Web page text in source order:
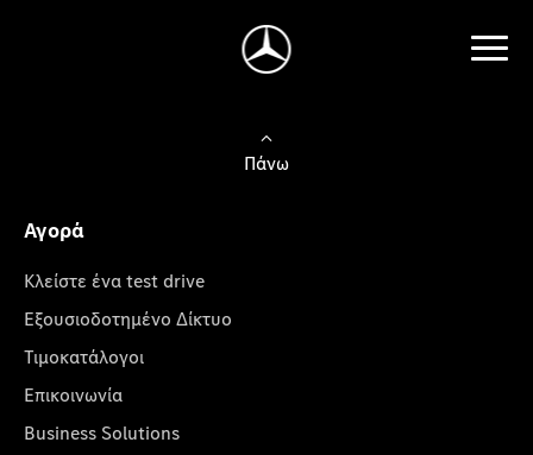
Πάνω
Αγορά
Κλείστε ένα test drive
Εξουσιοδοτημένο Δίκτυο
Τιμοκατάλογοι
Επικοινωνία
Business Solutions